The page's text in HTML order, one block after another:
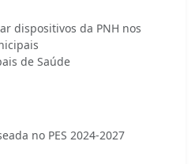
dispositivos da PNH nos
de Saúde
no PES 2024-2027